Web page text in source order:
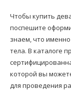
Чтобы купить
поспешите
знаем, что
тела. В каталоге
которой вы
для проведения